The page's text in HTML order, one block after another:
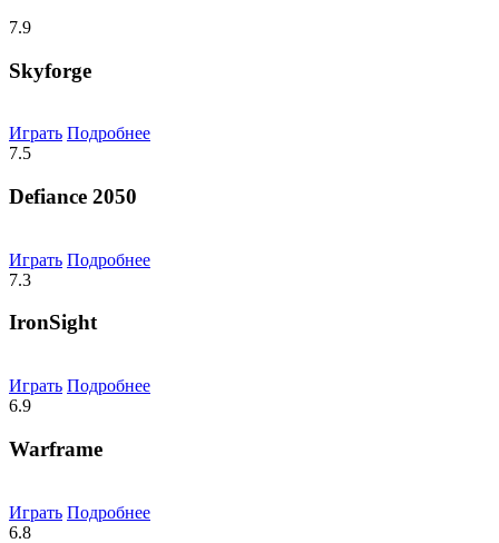
7.9
Skyforge
Играть Подробнее
7.5
Defiance 2050
Играть Подробнее
7.3
IronSight
Играть Подробнее
6.9
Warframe
Играть Подробнее
6.8